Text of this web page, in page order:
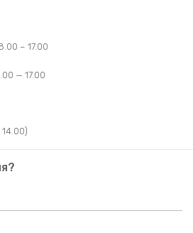
– 17.00
— 17.00